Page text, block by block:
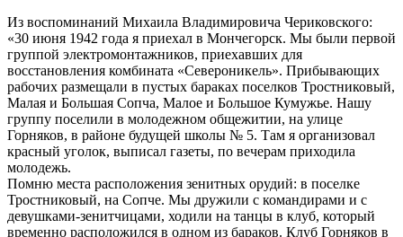
Из воспоминаний Михаила Владимировича Чериковского:
«30 июня 1942 года я приехал в Мончегорск. Мы были первой
группой электромонтажников, приехавших для
восстановления комбината «Североникель». Прибывающих
рабочих размещали в пустых бараках поселков Тростниковый,
Малая и Большая Сопча, Малое и Большое Кумужье. Нашу
группу поселили в молодежном общежитии, на улице
Горняков, в районе будущей школы № 5. Там я организовал
красный уголок, выписал газеты, по вечерам приходила
молодежь.
Помню места расположения зенитных орудий: в поселке
Тростниковый, на Сопче. Мы дружили с командирами и с
девушками-зенитчицами, ходили на танцы в клуб, который
временно расположился в одном из бараков. Клуб Горняков в